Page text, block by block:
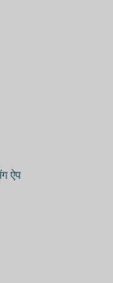
ऐप